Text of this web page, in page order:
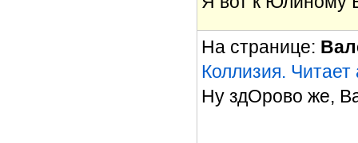
На странице:
Коллизия. Читает
Ну здОрово же,